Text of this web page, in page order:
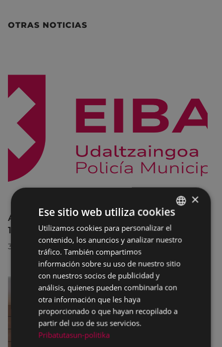
OTRAS NOTICIAS
Afecciones al tráfico en la calle Egogain del
10 al 23 de agosto, por motivo de obras
30/07/2026
BASQUE
SPANISH
×
Ese sitio web utiliza cookies
Utilizamos cookies para personalizar el
contenido, los anuncios y analizar nuestro
tráfico. También compartimos
información sobre su uso de nuestro sitio
con nuestros socios de publicidad y
análisis, quienes pueden combinarla con
otra información que les haya
proporcionado o que hayan recopilado a
partir del uso de sus servicios.
Pribatutasun-politika